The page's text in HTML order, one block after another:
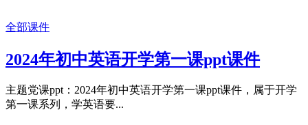
全部课件
2024年初中英语开学第一课ppt课件
主题党课ppt：2024年初中英语开学第一课ppt课件，属于开学
第一课系列，学英语要...